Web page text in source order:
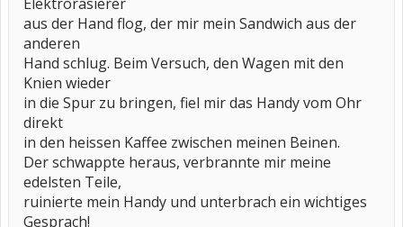
aus der Hand flog, der mir mein Sandwich aus der
anderen
Hand schlug. Beim Versuch, den Wagen mit den
Knien wieder
in die Spur zu bringen, fiel mir das Handy vom Ohr
direkt
in den heissen Kaffee zwischen meinen Beinen.
Der schwappte heraus, verbrannte mir meine
edelsten Teile,
ruinierte mein Handy und unterbrach ein wichtiges
Gesprach!